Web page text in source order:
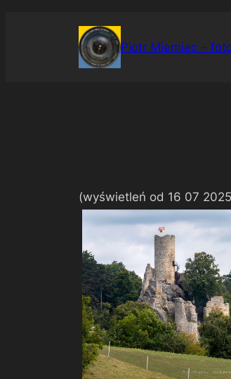
Piotr Miemiec –
(wyświetleń od 16 07